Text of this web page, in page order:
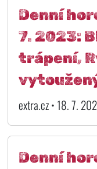
Denní
7. 2023:
trápení,
extra.cz • 18. 7.
Denní